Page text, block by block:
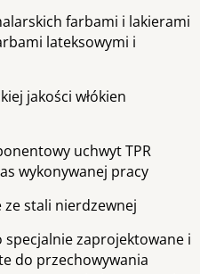
farbami i lakierami
lateksowymi i
jakości włókien
uchwyt TPR
wykonywanej pracy
ze stali nierdzewnej
specjalnie zaprojektowane i
do przechowywania